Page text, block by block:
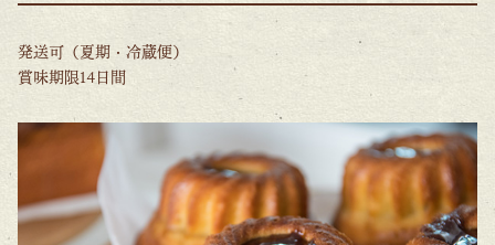
発送可（夏期・冷蔵便）
賞味期限14日間